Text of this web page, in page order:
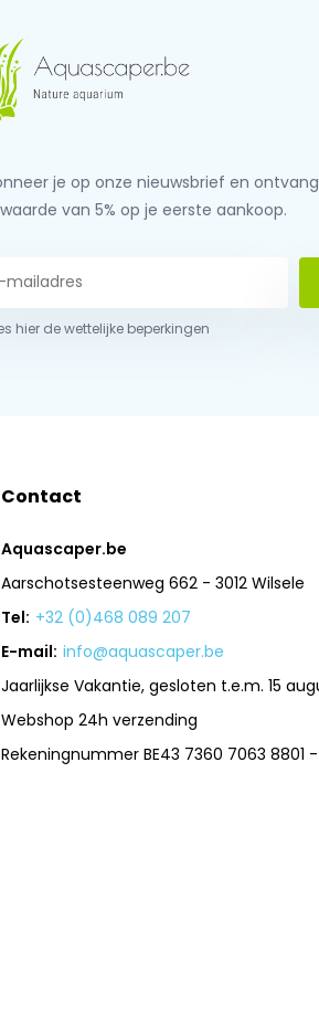
je op onze nieuwsbrief en
van 5% op je eerste aankoop.
hier de wettelijke beperkingen
Contact
Aquascaper.be
Aarschotsesteenweg 662 - 3012 Wilsele
Tel: +32 (0)468 089 207
E-mail: info@aquascaper.be
Jaarlijkse Vakantie, gesloten t.e.m. 15
Webshop 24h verzending
Rekeningnummer BE43 7360 7063 8801